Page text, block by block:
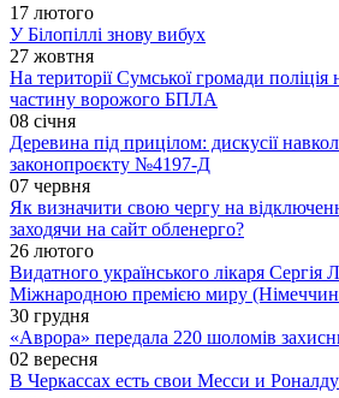
17 лютого
У Білопіллі знову вибух
27 жовтня
На території Сумської громади поліція
частину ворожого БПЛА
08 січня
Деревина під прицілом: дискусії
законопроєкту №4197-Д
07 червня
Як визначити свою чергу на
заходячи на сайт обленерго?
26 лютого
Видатного українського лікаря Сергія
Міжнародною премією миру
30 грудня
«Аврора» передала 220 шоломів
02 вересня
В Черкассах есть свои Месси и